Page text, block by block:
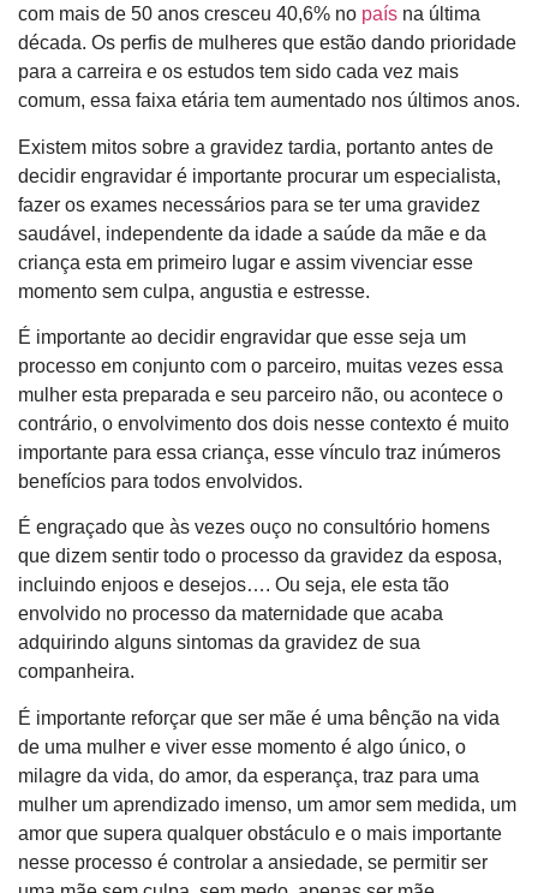
com mais de 50 anos cresceu 40,6% no país na última
década. Os perfis de mulheres que estão dando prioridade
para a carreira e os estudos tem sido cada vez mais
comum, essa faixa etária tem aumentado nos últimos anos.
Existem mitos sobre a gravidez tardia, portanto antes de
decidir engravidar é importante procurar um especialista,
fazer os exames necessários para se ter uma gravidez
saudável, independente da idade a saúde da mãe e da
criança esta em primeiro lugar e assim vivenciar esse
momento sem culpa, angustia e estresse.
É importante ao decidir engravidar que esse seja um
processo em conjunto com o parceiro, muitas vezes essa
mulher esta preparada e seu parceiro não, ou acontece o
contrário, o envolvimento dos dois nesse contexto é muito
importante para essa criança, esse vínculo traz inúmeros
benefícios para todos envolvidos.
É engraçado que às vezes ouço no consultório homens
que dizem sentir todo o processo da gravidez da esposa,
incluindo enjoos e desejos…. Ou seja, ele esta tão
envolvido no processo da maternidade que acaba
adquirindo alguns sintomas da gravidez de sua
companheira.
É importante reforçar que ser mãe é uma bênção na vida
de uma mulher e viver esse momento é algo único, o
milagre da vida, do amor, da esperança, traz para uma
mulher um aprendizado imenso, um amor sem medida, um
amor que supera qualquer obstáculo e o mais importante
nesse processo é controlar a ansiedade, se permitir ser